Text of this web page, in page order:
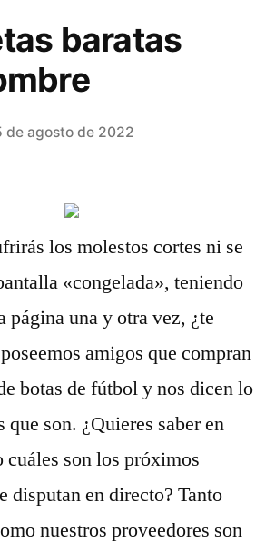
baratas
de agosto de 2022
los molestos cortes ni se
«congelada», teniendo
página una y otra vez, ¿te
amigos que compran
botas de fútbol y nos dicen lo
que son. ¿Quieres saber en
cuáles son los próximos
disputan en directo? Tanto
nuestros proveedores son